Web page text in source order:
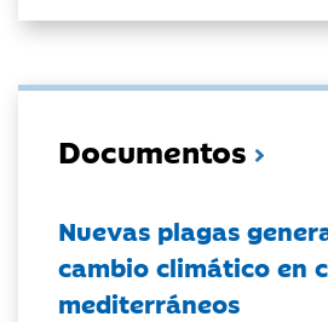
Documentos
Nuevas plagas
cambio climático en
mediterráneos